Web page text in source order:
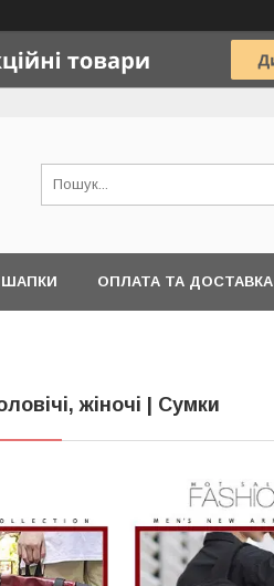
ШАПКИ ОПЛАТА ТА ДОСТАВКА
жіночі | Сумки